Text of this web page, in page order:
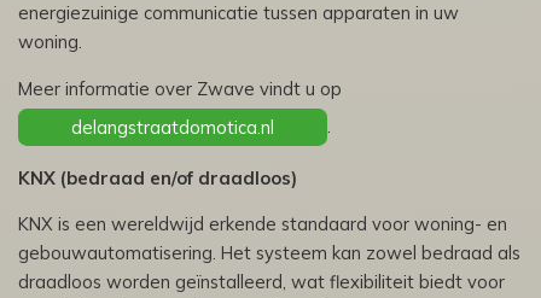
energiezuinige communicatie tussen apparaten in uw
woning.
Meer informatie over Zwave vindt u op
delangstraatdomotica.nl
.
KNX (bedraad en/of draadloos)
KNX is een wereldwijd erkende standaard voor woning- en
gebouwautomatisering. Het systeem kan zowel bedraad als
draadloos worden geïnstalleerd, wat flexibiliteit biedt voor